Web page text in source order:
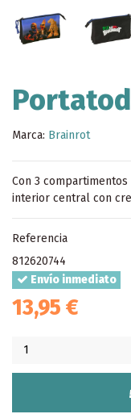
Marca: Brainrot
Con 3
interior central con
Referencia
812620744
Envío inmediato
13,95 €